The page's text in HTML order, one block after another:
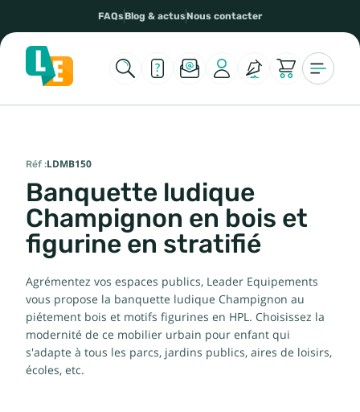
FAQsBlog & actusNous contacter
Réf :LDMB150
Banquette ludique
Champignon en bois et
figurine en stratifié
Agrémentez vos espaces publics, Leader Equipements
vous propose la banquette ludique Champignon au
piétement bois et motifs figurines en HPL. Choisissez la
modernité de ce mobilier urbain pour enfant qui
s'adapte à tous les parcs, jardins publics, aires de loisirs,
écoles, etc.